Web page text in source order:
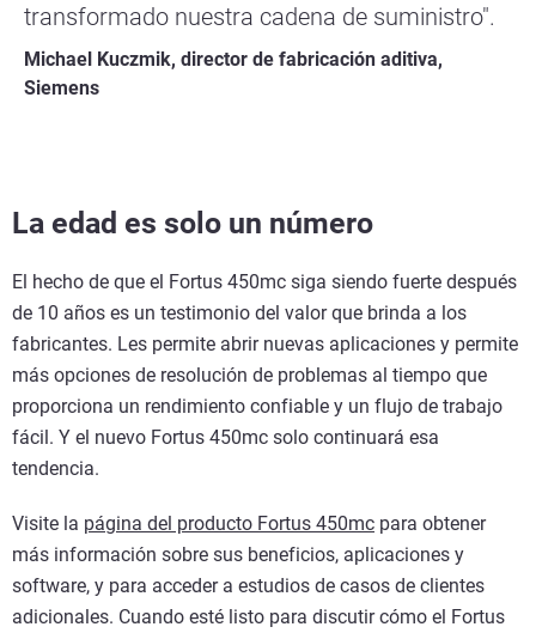
transformado nuestra cadena de suministro".
Michael Kuczmik, director de fabricación aditiva,
Siemens
La edad es solo un número
El hecho de que el Fortus 450mc siga siendo fuerte después
de 10 años es un testimonio del valor que brinda a los
fabricantes. Les permite abrir nuevas aplicaciones y permite
más opciones de resolución de problemas al tiempo que
proporciona un rendimiento confiable y un flujo de trabajo
fácil. Y el nuevo Fortus 450mc solo continuará esa
tendencia.
Visite la página del producto Fortus 450mc para obtener
más información sobre sus beneficios, aplicaciones y
software, y para acceder a estudios de casos de clientes
adicionales. Cuando esté listo para discutir cómo el Fortus